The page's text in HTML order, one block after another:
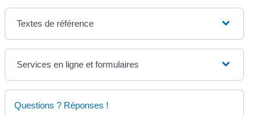
Textes de référence
Services en ligne et formulaires
Questions ? Réponses !